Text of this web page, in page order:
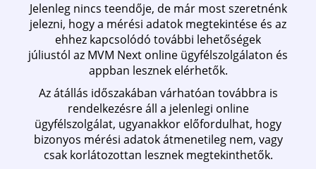
Jelenleg nincs teendője, de már most szeretnénk
jelezni, hogy a mérési adatok megtekintése és az
ehhez kapcsolódó további lehetőségek
júliustól az MVM Next online ügyfélszolgálaton és
appban lesznek elérhetők.
Az átállás időszakában várhatóan továbbra is
rendelkezésre áll a jelenlegi online
ügyfélszolgálat, ugyanakkor előfordulhat, hogy
bizonyos mérési adatok átmenetileg nem, vagy
csak korlátozottan lesznek megtekinthetők.